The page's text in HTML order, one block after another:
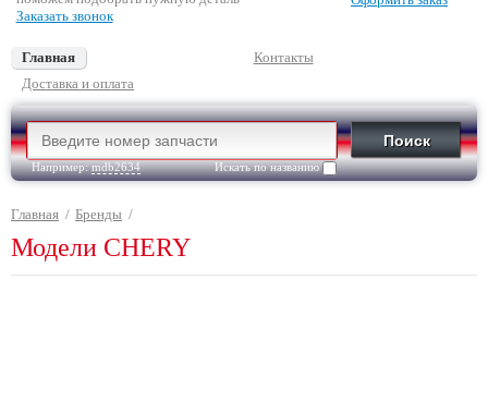
Заказать звонок
Главная
Контакты
Доставка и оплата
Например:mdb2634 Искать по названию
Главная / Бренды /
Модели CHERY